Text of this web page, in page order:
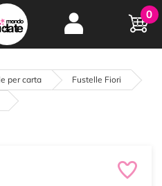
Hobby e
creatività...
oltre 15 anni online
0
per carta
Fustelle Fiori